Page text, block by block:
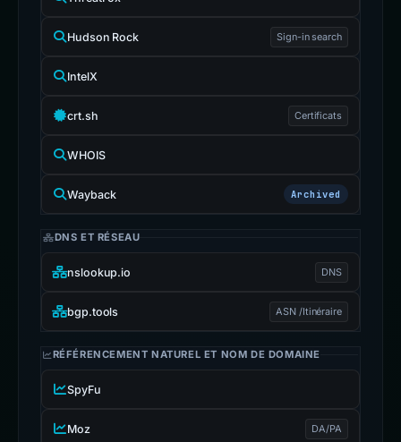
Hudson Rock Sign-in search
IntelX
crt.sh Certificats
WHOIS
Wayback Archived
DNS ET RÉSEAU
nslookup.io DNS
bgp.tools ASN /Itinéraire
RÉFÉRENCEMENT NATUREL ET NOM DE DOMAINE
SpyFu
Moz DA/PA